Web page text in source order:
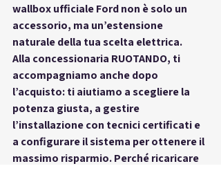
wallbox ufficiale Ford non è solo un
accessorio, ma un’estensione
naturale della tua scelta elettrica.
Alla concessionaria RUOTANDO, ti
accompagniamo anche dopo
l’acquisto: ti aiutiamo a scegliere la
potenza giusta, a gestire
l’installazione con tecnici certificati e
a configurare il sistema per ottenere il
massimo risparmio. Perché ricaricare